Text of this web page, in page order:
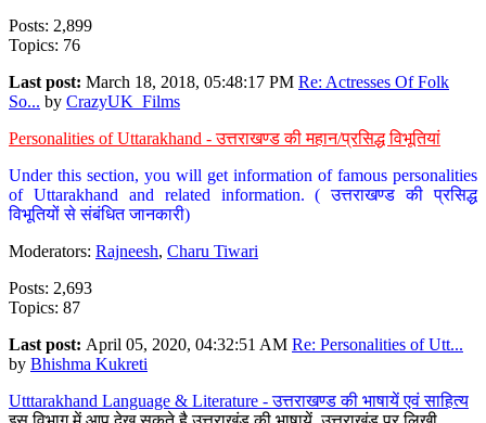
Posts: 2,899
Topics: 76
Last post: March 18, 2018, 05:48:17 PM Re: Actresses Of Folk
So... by CrazyUK_Films
Personalities of Uttarakhand - उत्तराखण्ड की महान/प्रसिद्ध विभूतियां
Under this section, you will get information of famous personalities
of Uttarakhand and related information. ( उत्तराखण्ड की प्रसिद्ध
विभूतियों से संबंधित जानकारी)
Moderators: Rajneesh, Charu Tiwari
Posts: 2,693
Topics: 87
Last post: April 05, 2020, 04:32:51 AM Re: Personalities of Utt...
by Bhishma Kukreti
Utttarakhand Language & Literature - उत्तराखण्ड की भाषायें एवं साहित्य